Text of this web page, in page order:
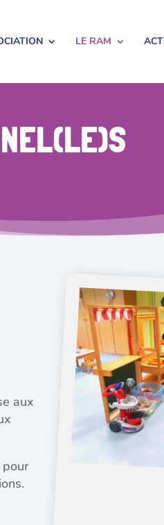
LE RAM
aux
pour